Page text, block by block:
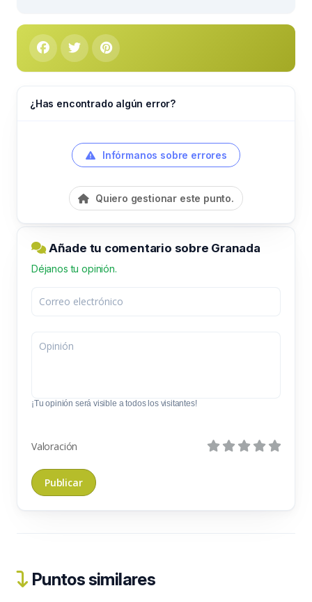
¿Has encontrado algún error?
Infórmanos sobre errores
Quiero gestionar este punto.
Añade tu comentario sobre Granada
Déjanos tu opinión.
¡Tu opinión será visible a todos los visitantes!
Valoración
Puntos similares